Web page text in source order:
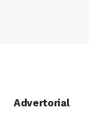
Advertorial